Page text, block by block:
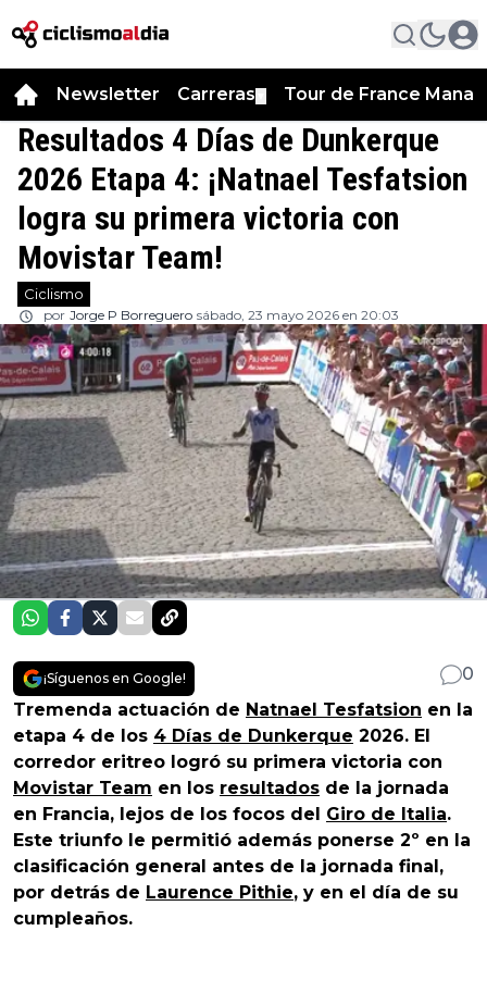
Newsletter Carreras Tour de France
Resultados 4 Días de Dunkerque
2026 Etapa 4: ¡Natnael Tesfatsion
logra su primera victoria con
Movistar Team!
Ciclismo
por Jorge P Borreguero sábado, 23 mayo 2026 en 20:03
¡Síguenos en Google!
0
Tremenda actuación de Natnael Tesfatsion en la
etapa 4 de los 4 Días de Dunkerque 2026. El
corredor eritreo logró su primera victoria con
Movistar Team en los resultados de la jornada
en Francia, lejos de los focos del Giro de Italia.
Este triunfo le permitió además ponerse 2º en la
clasificación general antes de la jornada final,
por detrás de Laurence Pithie, y en el día de su
cumpleaños.